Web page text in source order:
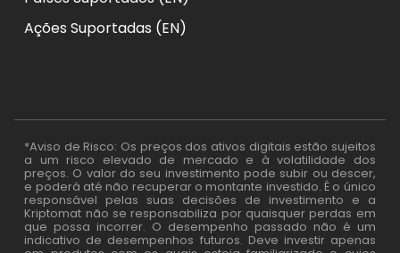
Ações Suportadas (EN)
*Aviso de Risco: Os preços dos ativos digitais estão sujeitos
a um risco elevado de mercado e à volatilidade dos
preços. O valor do seu investimento pode subir ou descer,
e poderá até não recuperar o montante investido. É o único
responsável pelas suas decisões de investimento e a
Kriptomat não se responsabiliza por quaisquer perdas em
que possa incorrer. O desempenho passado não é um
indicativo de desempenhos futuros. Deve investir apenas